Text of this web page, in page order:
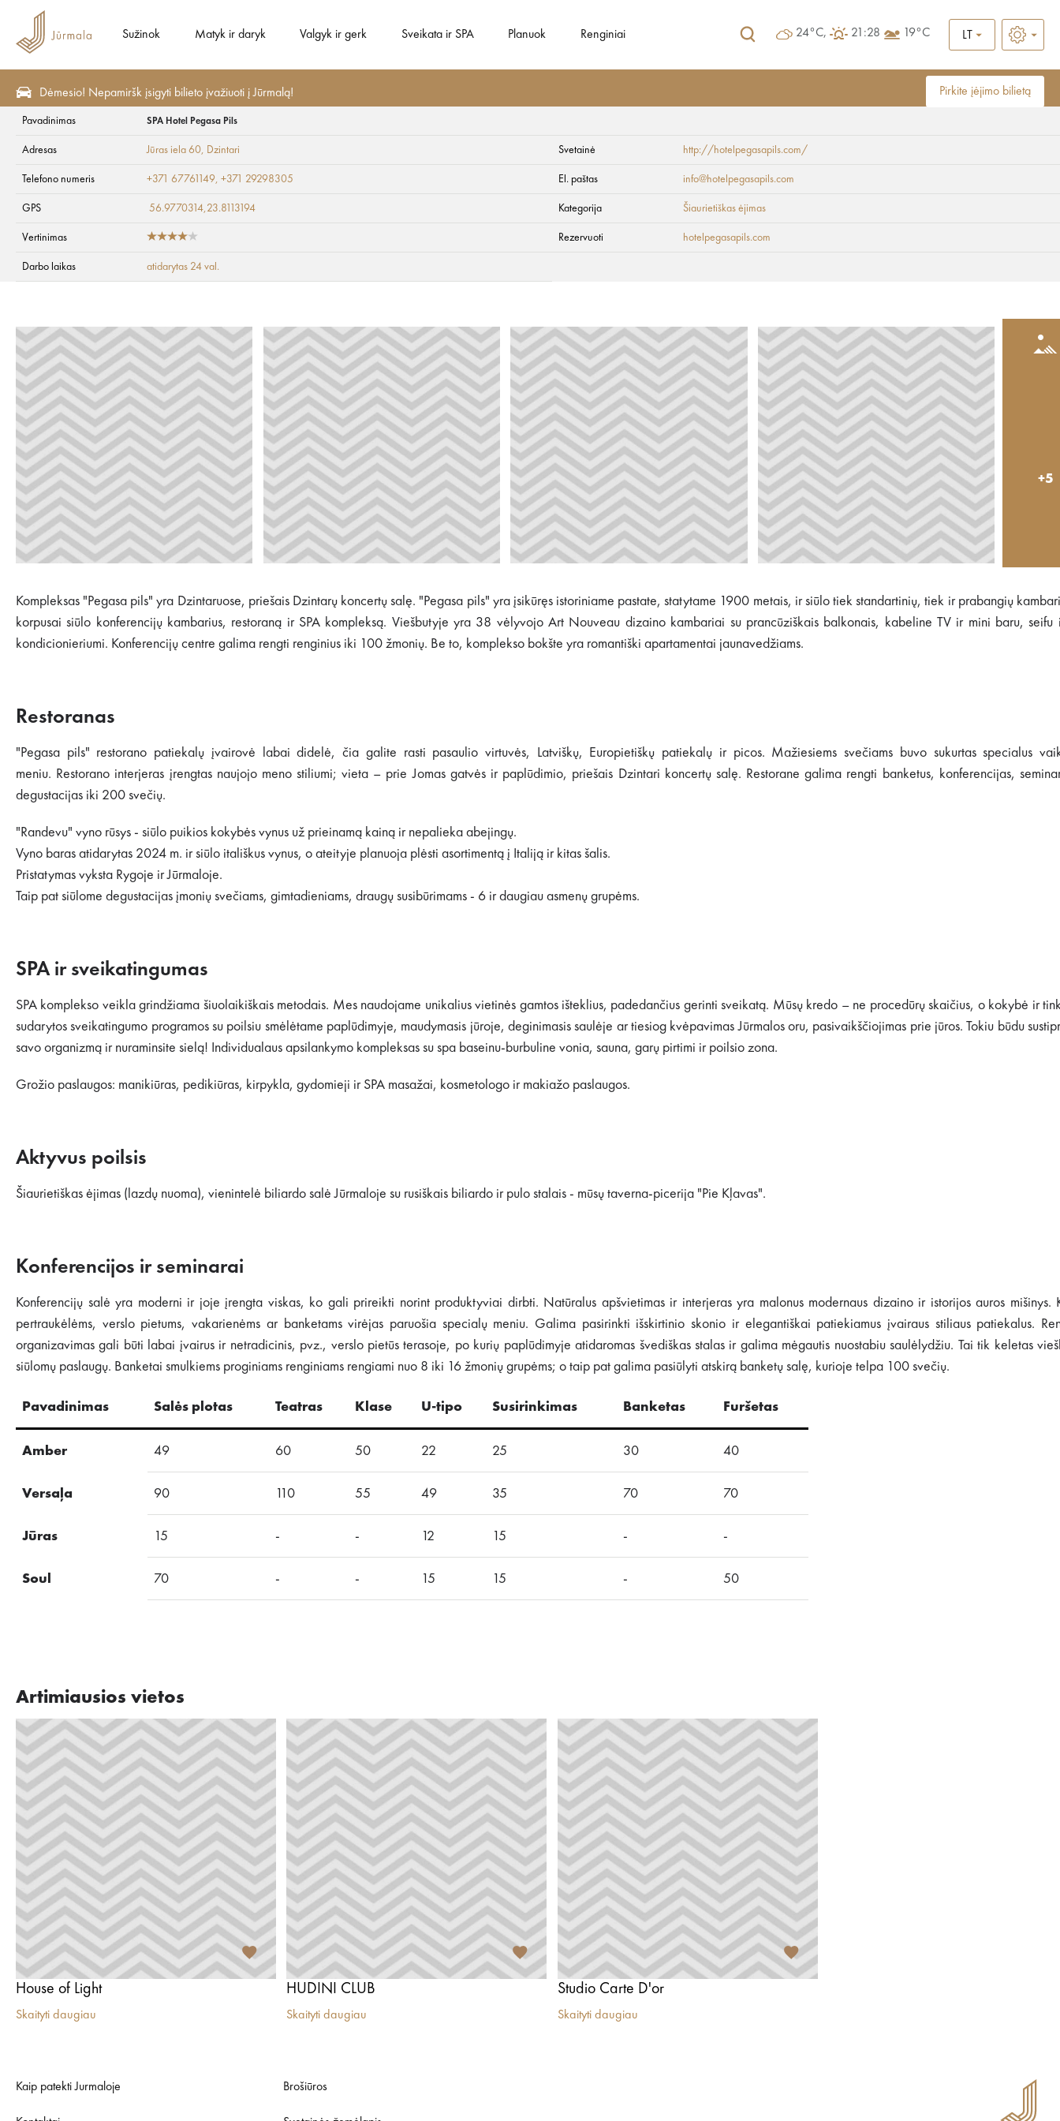
Sužinok Matyk ir daryk Valgyk ir gerk Sveikata ir SPA Planuok Renginiai 24°C, 21:28 19°C LT
Dėmesio! Nepamiršk įsigyti bilieto įvažiuoti į Jūrmalą! Pirkite įėjimo bilietą
Šiaurietiškas ėjimas
SPA Hotel Pegasa Pils
Pavadinimas SPA Hotel Pegasa Pils
Adresas Jūras iela 60, Dzintari Svetainė http://hotelpegasapils.com/
Telefono numeris +371 67761149, +371 29298305 El. paštas info@hotelpegasapils.com
GPS 56.9770314,23.8113194 Kategorija Šiaurietiškas ėjimas
Vertinimas Rezervuoti hotelpegasapils.com
Darbo laikas atidarytas 24 val.
+5
Kompleksas "Pegasa pils" yra Dzintaruose, priešais Dzintarų koncertų salę. "Pegasa pils" yra įsikūręs istoriniame pastate, statytame 1900 metais, ir siūlo tiek standartinių, tiek ir prabangių
korpusai siūlo konferencijų kambarius, restoraną ir SPA kompleksą. Viešbutyje yra 38 vėlyvojo Art Nouveau dizaino kambariai su prancūziškais balkonais, kabeline TV ir mini baru, seifu
kondicionieriumi. Konferencijų centre galima rengti renginius iki 100 žmonių. Be to, komplekso bokšte yra romantiški apartamentai jaunavedžiams.
Restoranas
"Pegasa pils" restorano patiekalų įvairovė labai didelė, čia galite rasti pasaulio virtuvės, Latviškų, Europietiškų patiekalų ir picos. Mažiesiems svečiams buvo sukurtas specialus
meniu. Restorano interjeras įrengtas naujojo meno stiliumi; vieta – prie Jomas gatvės ir paplūdimio, priešais Dzintari koncertų salę. Restorane galima rengti banketus, konferencijas,
degustacijas iki 200 svečių.
"Randevu" vyno rūsys - siūlo puikios kokybės vynus už prieinamą kainą ir nepalieka abejingų.
Vyno baras atidarytas 2024 m. ir siūlo itališkus vynus, o ateityje planuoja plėsti asortimentą į Italiją ir kitas šalis.
Pristatymas vyksta Rygoje ir Jūrmaloje.
Taip pat siūlome degustacijas įmonių svečiams, gimtadieniams, draugų susibūrimams - 6 ir daugiau asmenų grupėms.
SPA ir sveikatingumas
SPA komplekso veikla grindžiama šiuolaikiškais metodais. Mes naudojame unikalius vietinės gamtos išteklius, padedančius gerinti sveikatą. Mūsų kredo – ne procedūrų skaičius, o kokybė ir
sudarytos sveikatingumo programos su poilsiu smėlėtame paplūdimyje, maudymasis jūroje, deginimasis saulėje ar tiesiog kvėpavimas Jūrmalos oru, pasivaikščiojimas prie jūros. Tokiu būdu
savo organizmą ir nuraminsite sielą! Individualaus apsilankymo kompleksas su spa baseinu-burbuline vonia, sauna, garų pirtimi ir poilsio zona.
Grožio paslaugos: manikiūras, pedikiūras, kirpykla, gydomieji ir SPA masažai, kosmetologo ir makiažo paslaugos.
Aktyvus poilsis
Šiaurietiškas ėjimas (lazdų nuoma), vienintelė biliardo salė Jūrmaloje su rusiškais biliardo ir pulo stalais - mūsų taverna-picerija "Pie Kļavas".
Konferencijos ir seminarai
Konferencijų salė yra moderni ir joje įrengta viskas, ko gali prireikti norint produktyviai dirbti. Natūralus apšvietimas ir interjeras yra malonus modernaus dizaino ir istorijos auros mišinys.
pertraukėlėms, verslo pietums, vakarienėms ar banketams virėjas paruošia specialų meniu. Galima pasirinkti išskirtinio skonio ir elegantiškai patiekiamus įvairaus stiliaus patiekalus.
organizavimas gali būti labai įvairus ir netradicinis, pvz., verslo pietūs terasoje, po kurių paplūdimyje atidaromas švediškas stalas ir galima mėgautis nuostabiu saulėlydžiu. Tai tik keletas
siūlomų paslaugų. Banketai smulkiems proginiams renginiams rengiami nuo 8 iki 16 žmonių grupėms; o taip pat galima pasiūlyti atskirą banketų salę, kurioje telpa 100 svečių.
Pavadinimas Salės plotas Teatras Klase U-tipo Susirinkimas Banketas Furšetas
Amber 49 60 50 22 25 30 40
Versaļa 90 110 55 49 35 70 70
Jūras 15 - - 12 15 - -
Soul 70 - - 15 15 - 50
Artimiausios vietos
House of Light
Skaityti daugiau
HUDINI CLUB
Skaityti daugiau
Studio Carte D'or
Skaityti daugiau
Kaip patekti Jurmaloje Brošiūros